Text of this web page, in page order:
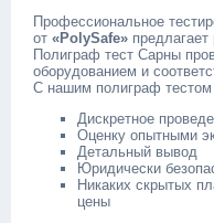
Профессиональное
от «PolySafe»
Полиграф тест Сарны
оборудованием и
С нашим полиграф
Дискретное
Оценку опытными
Детальный вывод
Юридически
Никаких скрытых
цены